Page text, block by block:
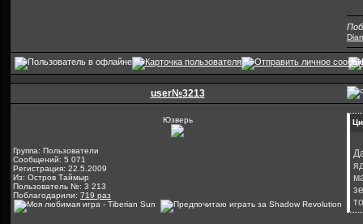
user№3213
Юзверь
Группа: Пользователи
Сообщений: 5 071
Регистрация: 22.5.2009
Из: Остров Таймыр
Пользователь №: 3 213
Поблагодарили: 719 раз